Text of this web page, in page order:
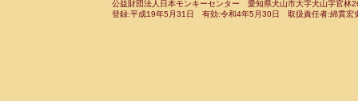
CercopithecidaePapio hamadryas(0)
Cebidae Saguinus mystax(0)
公益財団法人日本モンキーセンター 愛知県犬山市大字犬山字官
登録:平成19年5月31日 有効:令和4年5月30日 取扱責任者:綿貫宏